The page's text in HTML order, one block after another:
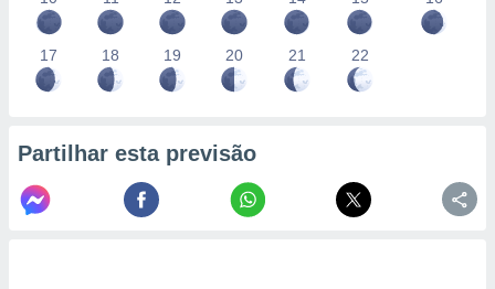
17 18 19 20 21 22
Partilhar esta previsão